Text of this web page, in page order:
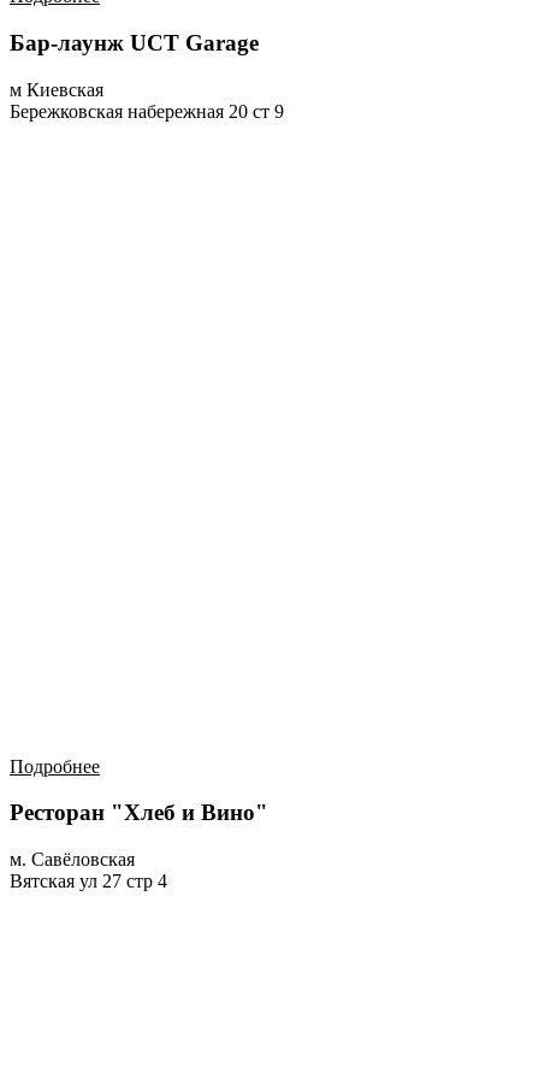
Бар-лаунж UCT Garage
м Киевская
Бережковская набережная 20 ст 9
Подробнее
Ресторан "Хлеб и Вино"
м. Савёловская
Вятская ул 27 стр 4